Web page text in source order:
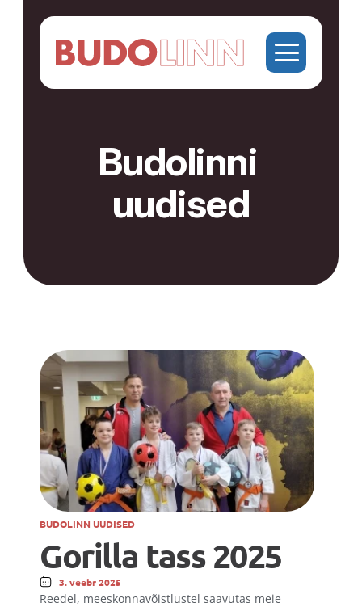
Budolinni
uudised
BUDOLINN UUDISED
Gorilla tass 2025
3. veebr 2025
Reedel, meeskonnavõistlustel saavutas meie